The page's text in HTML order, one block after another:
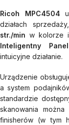
Ricoh MPC4504
działach
str./min w kolorze
Inteligentny
intuicyjne działanie.
Urządzenie
a system
standardzie
skanowania
finisherów (w tym